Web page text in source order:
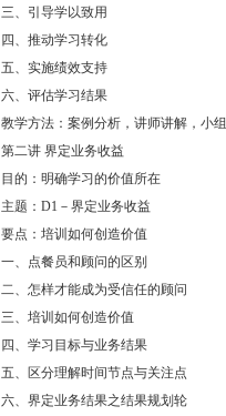
三、引导学以致用
四、推动学习转化
五、实施绩效支持
六、评估学习结果
教学方法：案例分析，讲师讲解，小
第二讲 界定业务收益
目的：明确学习的价值所在
主题：D1－界定业务收益
要点：培训如何创造价值
一、点餐员和顾问的区别
二、怎样才能成为受信任的顾问
三、培训如何创造价值
四、学习目标与业务结果
五、区分理解时间节点与关注点
六、界定业务结果之结果规划轮